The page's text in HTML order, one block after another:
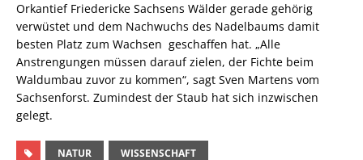
Orkantief Friedericke Sachsens Wälder gerade gehörig
verwüstet und dem Nachwuchs des Nadelbaums damit
besten Platz zum Wachsen geschaffen hat. „Alle
Anstrengungen müssen darauf zielen, der Fichte beim
Waldumbau zuvor zu kommen“, sagt Sven Martens vom
Sachsenforst. Zumindest der Staub hat sich inzwischen
gelegt.
NATUR WISSENSCHAFT